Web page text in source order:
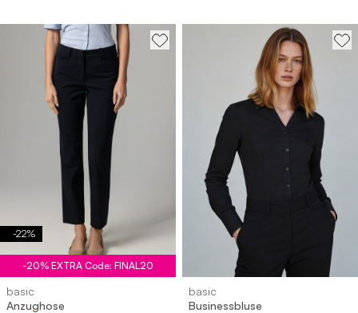
-22%
-20% EXTRA Code: FINAL20
basic
Anzughose
basic
Businessbluse